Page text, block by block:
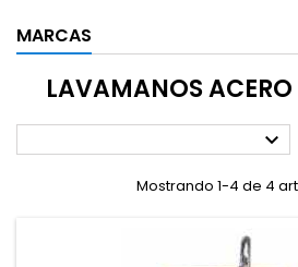
MARCAS
LAVAMANOS

Mostrando 1-4 de 4